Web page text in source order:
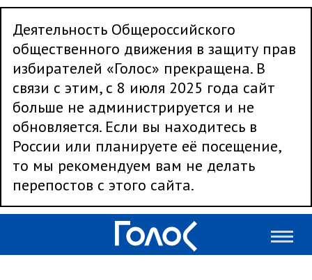
Деятельность Общероссийского
общественного движения в защиту прав
избирателей «Голос» прекращена. В
связи с этим, с 8 июля 2025 года сайт
больше не администрируется и не
обновляется. Если вы находитесь в
России или планируете её посещение,
то мы рекомендуем вам не делать
перепостов с этого сайта.